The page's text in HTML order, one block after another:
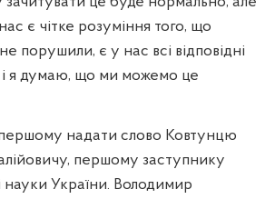
є чітке розуміння того, що
порушили, є у нас всі відповідні
і я думаю, що ми можемо це
надати слово Ковтунцю
першому заступнику
науки України. Володимир